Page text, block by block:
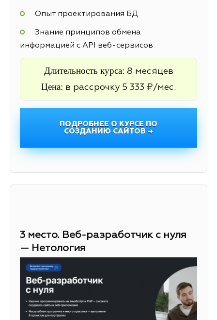
Опыт проектирования БД
Знание принципов обмена
информацией с API веб-сервисов
Длительность курса: 8 месяцев
Цена: в рассрочку 5 333 ₽/мес.
ПОДРОБНЕЕ О КУРСЕ ПО
СОЗДАНИЮ САЙТОВ →
3 место. Веб-разработчик с нуля
— Нетология